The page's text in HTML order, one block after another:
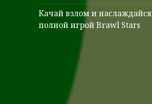
Качай взлом и наслаждайся
полной игрой Brawl Stars